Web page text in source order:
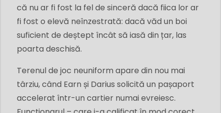
că nu ar fi fost la fel de sinceră dacă fiica lor ar
fi fost o elevă neînzestrată: dacă văd un boi
suficient de deștept încât să iasă din țar, las
poarta deschisă.
Terenul de joc neuniform apare din nou mai
târziu, când Earn și Darius solicită un pașaport
accelerat într-un cartier numai evreiesc.